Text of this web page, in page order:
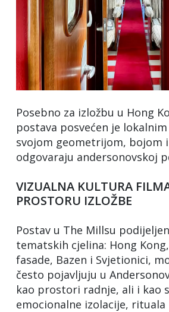
Posebno za izložbu u Hong
postava posvećen je
svojom geometrijom, bojom
odgovaraju andersonovskoj
VIZUALNA KULTURA
PROSTORU IZLOŽBE
Postav u The Millsu
tematskih cjelina: Hong
fasade, Bazen i Svjetionici,
često pojavljuju u
kao prostori radnje, ali i kao
emocionalne izolacije, rituala